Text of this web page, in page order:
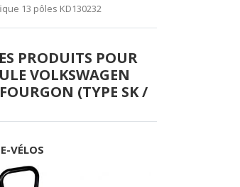
13 pôles KD130232
PRODUITS POUR
VOLKSWAGEN
(TYPE SK /
VÉLOS